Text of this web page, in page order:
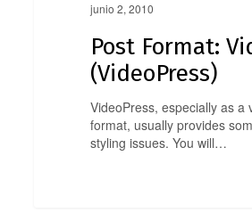
junio 2, 2010
Post Format:
(VideoPress)
VideoPress, especially as a
format, usually provides
styling issues. You will…